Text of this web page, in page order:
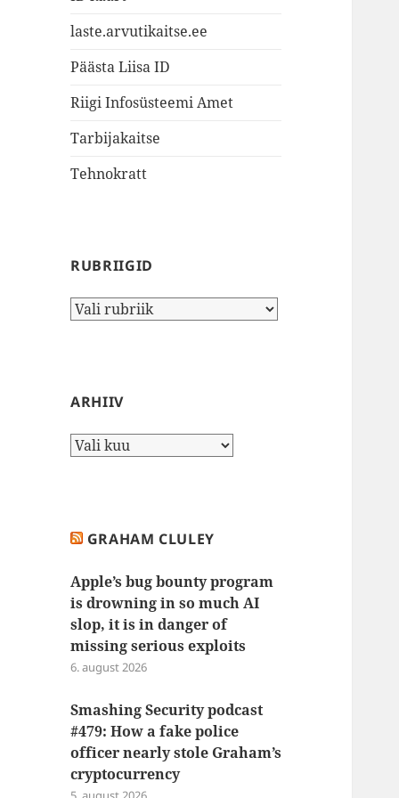
laste.arvutikaitse.ee
Päästa Liisa ID
Riigi Infosüsteemi Amet
Tarbijakaitse
Tehnokratt
RUBRIIGID
Rubriigid
ARHIIV
Arhiiv
GRAHAM CLULEY
Apple’s bug bounty program
is drowning in so much AI
slop, it is in danger of
missing serious exploits
6. august 2026
Smashing Security podcast
#479: How a fake police
officer nearly stole Graham’s
cryptocurrency